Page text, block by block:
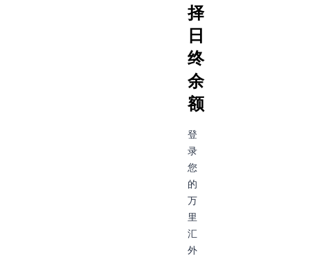
择
日
终
余
额
登
录
您
的
万
里
汇
外